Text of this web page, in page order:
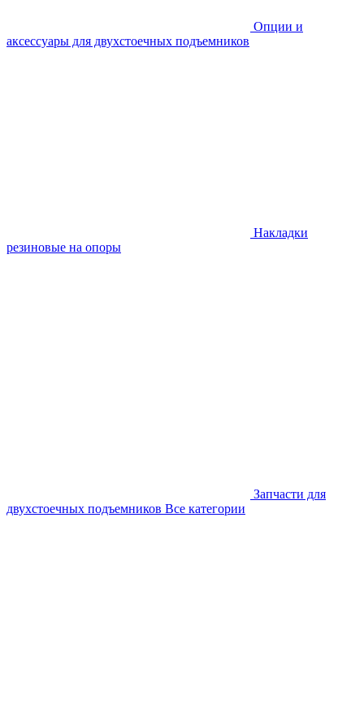
Опции и
аксессуары для двухстоечных подъемников
Накладки
резиновые на опоры
Запчасти для
двухстоечных подъемников Все категории